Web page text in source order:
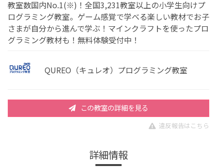
教室数国内No.1(※)！全国3,231教室以上の小学生向けプ
ログラミング教室。ゲーム感覚で学べる楽しい教材でお子
さまが自分から進んで学ぶ！マインクラフトを使ったプロ
グラミング教材も！無料体験受付中！
QUREO（キュレオ）プログラミング教室
この教室の詳細を見る
違反報告はこちら
詳細情報